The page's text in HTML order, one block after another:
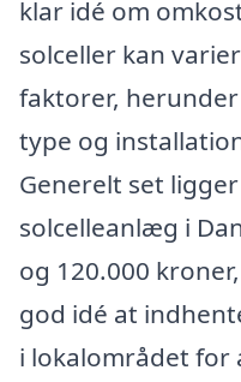
klar idé om
solceller kan
faktorer,
type og
Generelt set
solcelleanlæg i
og 120.000
god idé at
i lokalområdet for